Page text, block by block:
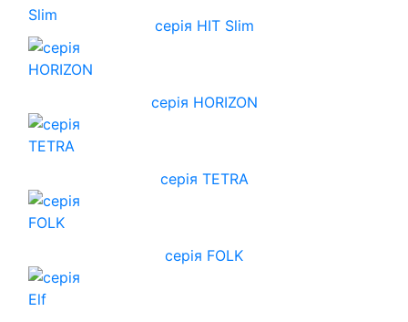
серія HIT Slim
cерія HORIZON
серія TETRA
серія FOLK